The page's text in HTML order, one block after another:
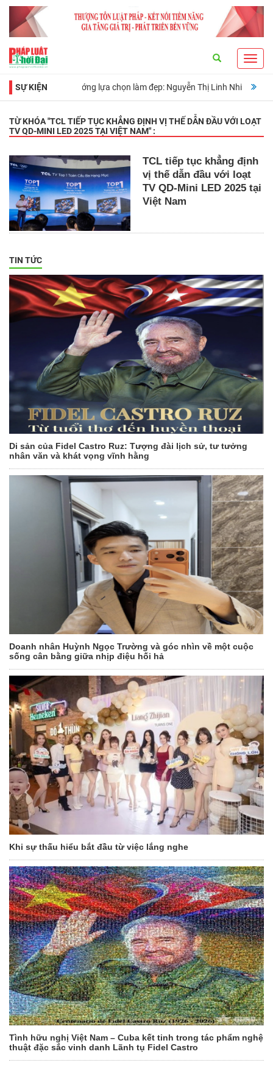
SỰ KIỆN
định hướng lựa chọn làm đẹp: Nguyễn Thị Linh Nhi Di sản
TỪ KHÓA "TCL TIẾP TỤC KHẲNG ĐỊNH VỊ THẾ DẪN ĐẦU VỚI LOẠT
TV QD-MINI LED 2025 TẠI VIỆT NAM" :
TCL tiếp tục khẳng định
vị thế dẫn đầu với loạt
TV QD-Mini LED 2025 tại
Việt Nam
TIN TỨC
Di sản của Fidel Castro Ruz: Tượng đài lịch sử, tư tưởng
nhân văn và khát vọng vĩnh hằng
Doanh nhân Huỳnh Ngọc Trường và góc nhìn về một cuộc
sống cân bằng giữa nhịp điệu hối hả
Khi sự thấu hiểu bắt đầu từ việc lắng nghe
Tình hữu nghị Việt Nam – Cuba kết tinh trong tác phẩm nghệ
thuật đặc sắc vinh danh Lãnh tụ Fidel Castro